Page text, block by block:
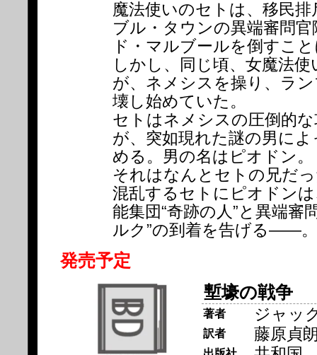
魔法使いのセトは、移民
ブル・タウンの異端審問
ド・マルブールを倒すこ
しかし、同じ頃、女魔法
が、ネメシスを操り、ラ
壊し始めていた。
セトはネメシスの圧倒的
が、突如現れた謎の男に
める。男の名はピオドン。
それはなんとセトの兄だ
混乱するセトにピオドン
能集団“奇跡の人”と異端審
ルク”の到着を告げる――。
発売予定
塹壕の戦争
著者 ジャッ
訳者 藤原貞